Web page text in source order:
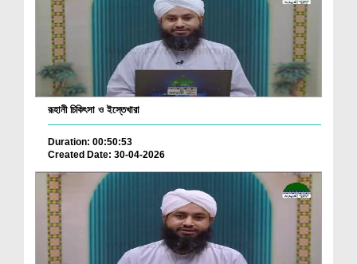
রূহানী চিকিৎসা ও ইস্তেখারা
Duration: 00:50:53
Created Date: 30-04-2026